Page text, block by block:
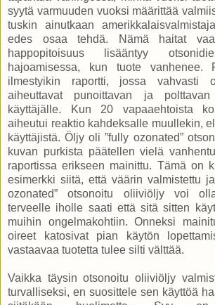
syytä varmuuden vuoksi määrittää
tuskin ainutkaan
edes osaa tehdä. Nämä haitat
happopitoisuus lisääntyy
hajoamisessa, kun tuote vanhenee.
ilmestyikin raportti, jossa vahvasti
aiheuttavat punoittavan ja
käyttäjälle. Kun 20 vapaaehtoista
aiheutui reaktio kahdeksalle muullekin,
käyttäjistä. Öljy oli ”fully ozonated”
kuvan purkista päätellen vielä
raportissa erikseen mainittu. Tämä on
esimerkki siitä, että väärin valmistettu
ozonated” otsonoitu oliiviöljy voi
terveelle iholle saati että sitä sitten
muihin ongelmakohtiin. Onneksi
oireet katosivat pian käytön
vastaavaa tuotetta tulee silti välttää.
Vaikka täysin otsonoitu oliiviöljy
turvalliseksi, en suosittele sen käyttöä